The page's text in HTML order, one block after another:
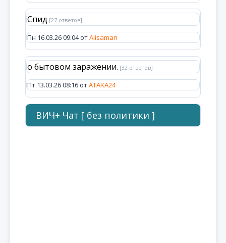
Спид [27 ответов]
Пн 16.03.26 09:04 отAlisaman
о бытовом заражении. [32 ответов]
Пт 13.03.26 08:16 отATAKA24
ВИЧ+ Чат [ без политики ]